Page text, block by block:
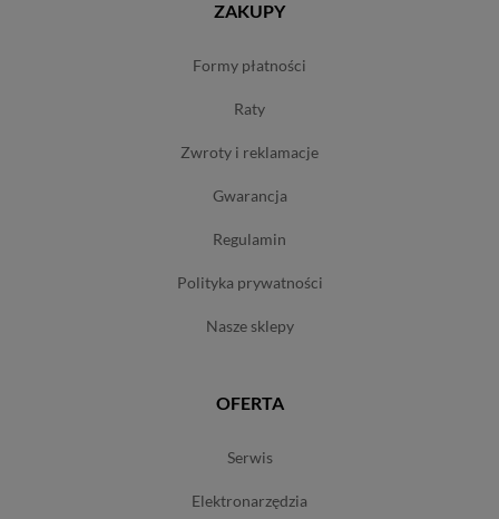
ZAKUPY
formy płatności
raty
zwroty i reklamacje
gwarancja
regulamin
polityka prywatności
nasze sklepy
OFERTA
serwis
elektronarzędzia